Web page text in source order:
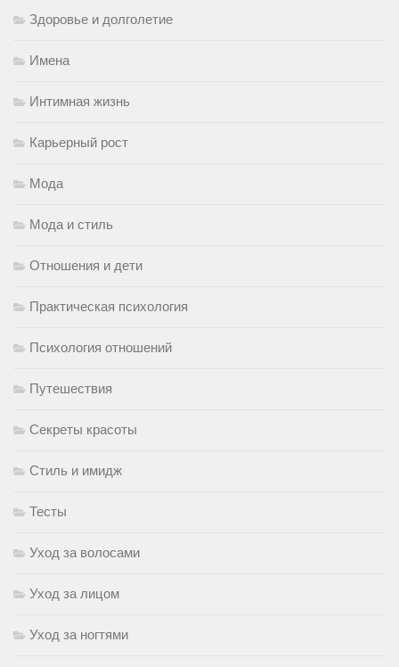
Здоровье и долголетие
Имена
Интимная жизнь
Карьерный рост
Мода
Мода и стиль
Отношения и дети
Практическая психология
Психология отношений
Путешествия
Секреты красоты
Стиль и имидж
Тесты
Уход за волосами
Уход за лицом
Уход за ногтями